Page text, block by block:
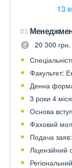
13
D3
20 300
Факультет:
Денна
3 роки 4
Основа
Фаховий
Подача